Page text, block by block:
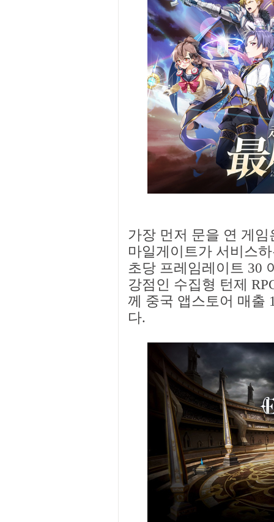
가장 먼저 문을 연 게
마일게이트가 서비스
초당 프레임레이트 30
강점인 수집형 턴제
께 중국 앱스토어 매출
다.